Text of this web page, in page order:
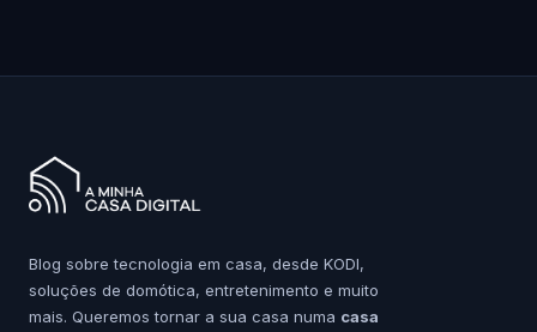
Blog sobre tecnologia em casa, desde KODI,
soluções de domótica, entretenimento e muito
mais. Queremos tornar a sua casa numa casa